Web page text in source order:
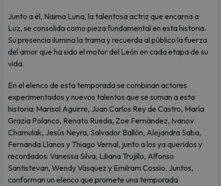
Junto a él, Naima Luna, la talentosa actriz que encarna a
Luz, se consolida como pieza fundamental en esta historia.
Su presencia ilumina la trama y recuerda al público la fuerza
del amor que ha sido el motor del León en cada etapa de su
vida.
En el elenco de esta temporada se combinan actores
experimentados y nuevos talentos que se suman a esta
historia: Marisol Aguirre, Juan Carlos Rey de Castro, María
Grazia Polanco, Renato Rueda, Zoe Fernández, Ivanov
Chamulak, Jesús Neyra, Salvador Ballón, Alejandra Saba,
Fernanda Llanos y Thiago Vernal, junto a los ya queridos y
recordados: Vanessa Silva, Liliana Trujillo, Alfonso
Santistevan, Wendy Vásquez y Emilram Cossio. Juntos,
conforman un elenco que promete una temporada